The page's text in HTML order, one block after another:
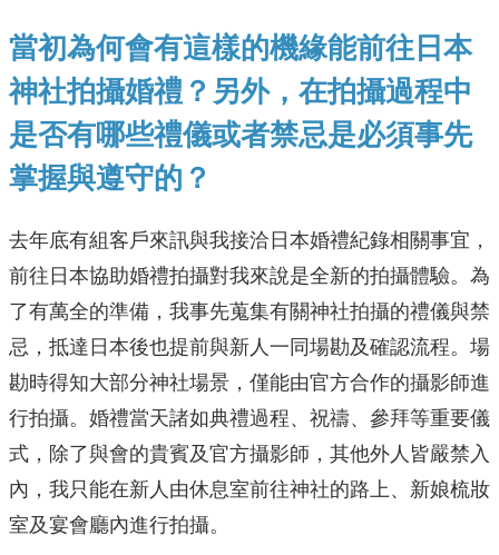
當初為何會有這樣的機緣能前往日本
神社拍攝婚禮？另外，在拍攝過程中
是否有哪些禮儀或者禁忌是必須事先
掌握與遵守的？
去年底有組客戶來訊與我接洽日本婚禮紀錄相關事宜，
前往日本協助婚禮拍攝對我來說是全新的拍攝體驗。為
了有萬全的準備，我事先蒐集有關神社拍攝的禮儀與禁
忌，抵達日本後也提前與新人一同場勘及確認流程。場
勘時得知大部分神社場景，僅能由官方合作的攝影師進
行拍攝。婚禮當天諸如典禮過程、祝禱、參拜等重要儀
式，除了與會的貴賓及官方攝影師，其他外人皆嚴禁入
內，我只能在新人由休息室前往神社的路上、新娘梳妝
室及宴會廳內進行拍攝。